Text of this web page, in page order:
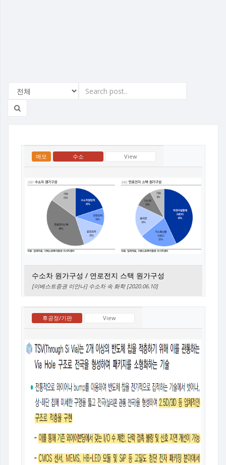
메모 수소 View
수소차 원가구성 / 연로전지 스택 원가구성
[이베스트증권 이안나] 수소차 속 화학 [2020.06.10]
후공정/기판 View